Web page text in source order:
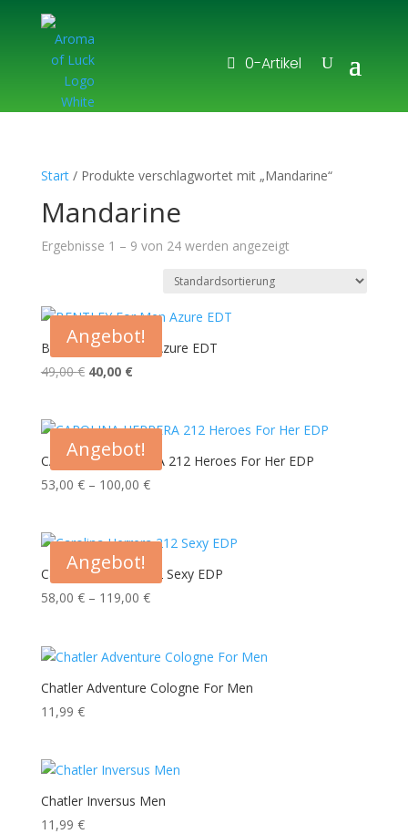
0-Artikel
Start/ Produkte verschlagwortet mit „Mandarine“
Mandarine
Ergebnisse 1 – 9 von 24 werden angezeigt
Angebot!
BENTLEY For Men Azure EDT
49,00€ Ursprünglicher
49,00 €
40,00 €Aktueller
40,00 €.
Angebot!
CAROLINA HERRERA 212 Heroes For Her EDP
53,00 € – 100,00 €Preisspanne:
100,00 €
Angebot!
Carolina Herrera 212 Sexy EDP
58,00 € – 119,00 €Preisspanne:
119,00 €
Chatler Adventure Cologne For Men
11,99 €
Chatler Inversus Men
11,99 €